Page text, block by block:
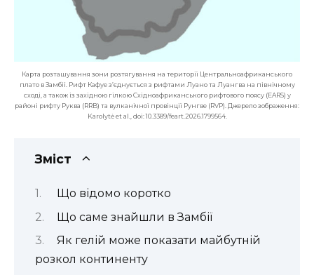
Карта розташування зони розтягування на території Центральноафриканського
плато в Замбії. Рифт Кафуе з’єднується з рифтами Луано та Луангва на північному
сході, а також із західною гілкою Східноафриканського рифтового поясу (EARS) у
районі рифту Руква (RRB) та вулканічної провінції Рунгве (RVP). Джерело зображення:
Karolytė et al., doi: 10.3389/feart.2026.1799564.
Зміст
Що відомо коротко
Що саме знайшли в Замбії
Як гелій може показати майбутній
розкол континенту